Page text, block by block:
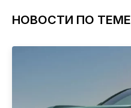
НОВОСТИ ПО ТЕМЕ